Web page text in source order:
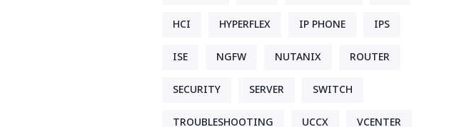
HCI HYPERFLEX IP PHONE IPS
ISE NGFW NUTANIX ROUTER
SECURITY SERVER SWITCH
TROUBLESHOOTING UCCX VCENTER